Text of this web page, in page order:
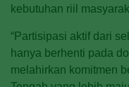
kebutuhan riil
“Partisipasi aktif dari
hanya berhenti pada
melahirkan komitmen